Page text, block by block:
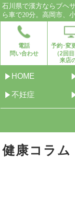
石川県で漢方ならブヘ
ら車で20分。高岡市、
電話
問い合わせ
予約･変
（2回
来店の
HOME
不妊症
健康コラム